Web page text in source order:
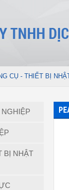
CỤ - THIẾT BỊ
BỊ NHẬT